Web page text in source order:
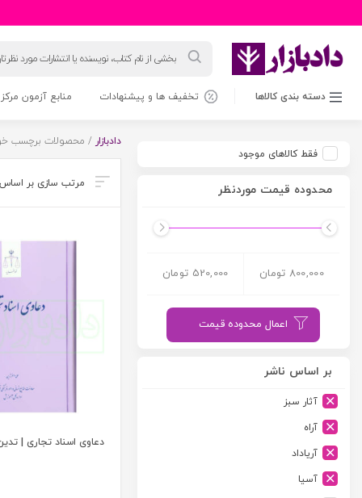
محصولات
دسته بندی کالاها تخفیف ها و پیشنهادات منابع آزمون
فقط کالاهای موجود
محدوده قیمت موردنظر
520,000 تومان 800,000 تومان
اعمال محدوده قیمت
بر اساس ناشر
آثار سبز
آراه
آریاداد
آسیا
دادبازار / محصولات برچسب
دعاوی اسناد تجاری |